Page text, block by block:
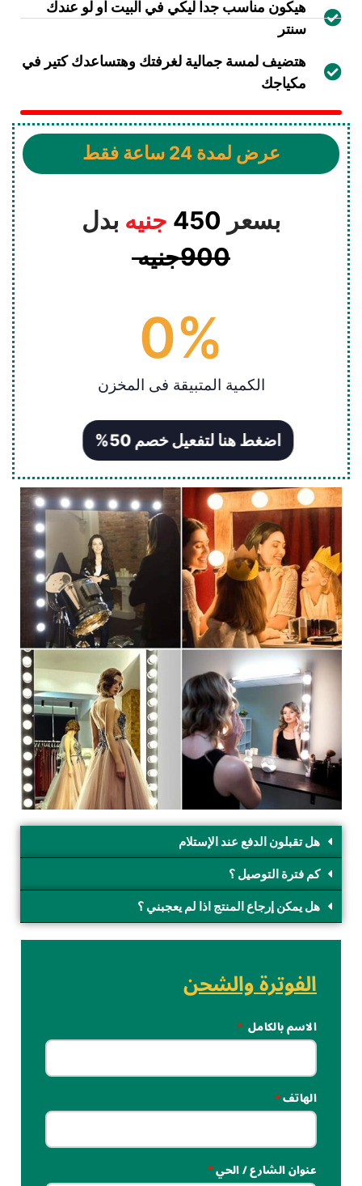
هيكون مناسب جدا ليكي في البيت او لو عندك
سنتر
هتضيف لمسة جمالية لغرفتك وهتساعدك كتير في
مكياجك
عرض لمدة 24 ساعة فقط​
بسعر جنيه بدل
900جنيه
الكمية المتبيقة فى المخزن
%
0
اضغط هنا لتفعيل خصم 50%
هل تقبلون الدفع عند الإستلام
كم فترة التوصيل ؟
هل يمكن إرجاع المنتج اذا لم يعجبني ؟
الفوترة والشحن
الاسم بالكامل *
الهاتف*
عنوان الشارع / الحي*